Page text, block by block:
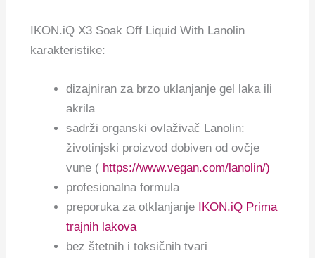
IKON.iQ X3 Soak Off Liquid With Lanolin
karakteristike:
dizajniran za brzo uklanjanje gel laka ili
akrila
sadrži organski ovlaživač Lanolin:
životinjski proizvod dobiven od ovčje
vune ( https://www.vegan.com/lanolin/)
profesionalna formula
preporuka za otklanjanje IKON.iQ Prima
trajnih lakova
bez štetnih i toksičnih tvari